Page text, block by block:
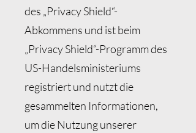
des „Privacy Shield“-
Abkommens und ist beim
„Privacy Shield“-Programm des
US-Handelsministeriums
registriert und nutzt die
gesammelten Informationen,
um die Nutzung unserer